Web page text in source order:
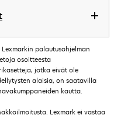
palautusohjelman
osoitteesta
jotka eivät ole
alaisia, on saatavilla
kautta.
Lexmark ei vastaa